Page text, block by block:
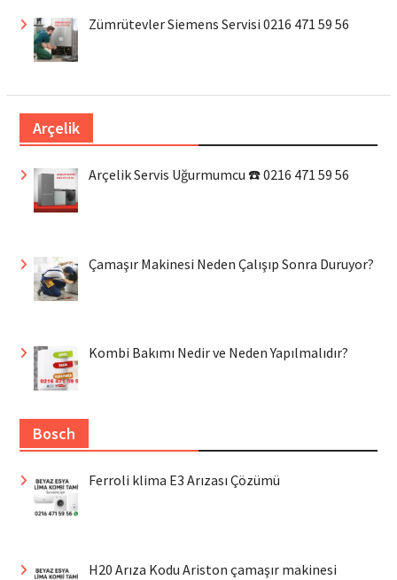
Zümrütevler Siemens Servisi 0216 471 59 56
Arçelik
Arçelik Servis Uğurmumcu ☎️ 0216 471 59 56
Çamaşır Makinesi Neden Çalışıp Sonra Duruyor?
Kombi Bakımı Nedir ve Neden Yapılmalıdır?
Bosch
Ferroli klima E3 Arızası Çözümü
H20 Arıza Kodu Ariston çamaşır makinesi